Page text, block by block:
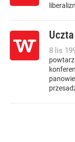
8 lis